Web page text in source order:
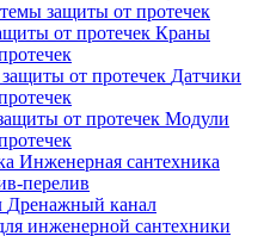
защиты от протечек
Краны
Датчики
Модули
Инженерная сантехника
перелив
Дренажный канал